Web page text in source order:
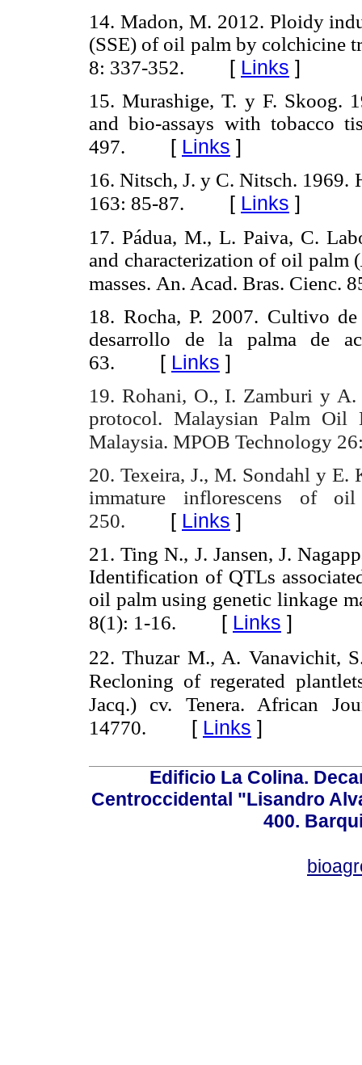
14. Madon, M. 2012. Ploidy
(SSE) of oil palm by colchicine
8: 337-352. [ Links ]
15. Murashige, T. y F. Skoog.
and bio-assays with tobacco
497. [ Links ]
16. Nitsch, J. y C. Nitsch. 1969.
163: 85-87. [ Links ]
17. Pádua, M., L. Paiva, C.
and characterization of oil palm (
masses. An. Acad. Bras. Cienc.
18. Rocha, P. 2007. Cultivo
desarrollo de la palma de
63. [ Links ]
19. Rohani, O., I. Zamburi y
protocol. Malaysian Palm
Malaysia. MPOB Technology
20. Texeira, J., M. Sondahl y E.
immature inflorescens of
250. [ Links ]
21. Ting N., J. Jansen, J.
Identification of QTLs
oil palm using genetic linkage
8(1): 1-16. [ Links ]
22. Thuzar M., A. Vanavichit,
Recloning of regerated
Jacq.) cv. Tenera. African
14770. [ Links ]
Edificio La Colina.
Centroccidental "Lisandro
400.